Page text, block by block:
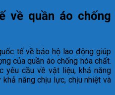
về quần áo chống
tế về bảo hộ lao động giúp
của quần áo chống hóa chất.
yêu cầu về vật liệu, khả năng
năng chịu lực, chịu nhiệt và